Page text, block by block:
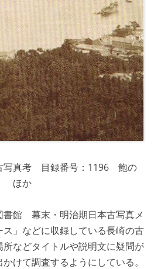
写真考 目録番号：1196 飽の
ほか
書館 幕末・明治期日本古写真メ
」などに収録している長崎の古
などタイトルや説明文に疑問が
けて調査するようにしている。